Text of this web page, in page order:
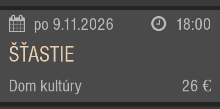
po 9.11.2026 18:00
ŠŤASTIE
Dom kultúry 26 €